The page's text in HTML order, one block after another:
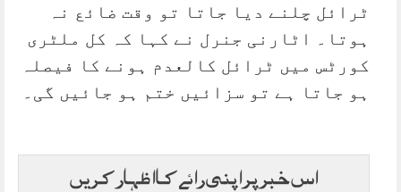
ٹرائل چلنے دیا جاتا تو وقت ضائع نہ
ہوتا۔ اٹارنی جنرل نے کہا کہ کل ملٹری
کورٹس میں ٹرائل کالعدم ہونے کا فیصلہ
ہو جاتا ہے تو سزائیں ختم ہو جائیں گی۔
اس خبر پر اپنی رائے کا اظہار کریں